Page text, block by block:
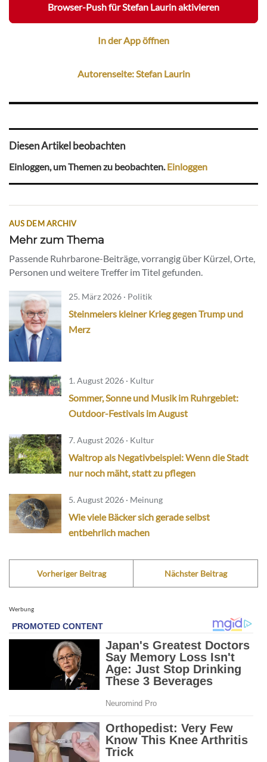
Browser-Push für Stefan Laurin aktivieren
In der App öffnen
Autorenseite: Stefan Laurin
Diesen Artikel beobachten
Einloggen, um Themen zu beobachten.Einloggen
AUS DEM ARCHIV
Mehr zum Thema
Passende Ruhrbarone-Beiträge, vorrangig über Kürzel, Orte,
Personen und weitere Treffer im Titel gefunden.
25. März 2026 · Politik
Steinmeiers kleiner Krieg gegen Trump und
Merz
1. August 2026 · Kultur
Sommer, Sonne und Musik im Ruhrgebiet:
Outdoor-Festivals im August
7. August 2026 · Kultur
Waltrop als Negativbeispiel: Wenn die Stadt
nur noch mäht, statt zu pflegen
5. August 2026 · Meinung
Wie viele Bäcker sich gerade selbst
entbehrlich machen
Vorheriger Beitrag Nächster Beitrag
Werbung